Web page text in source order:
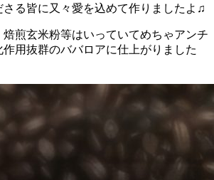
さる皆に又々愛を込めて作りましたよ♫
煎玄米粉等はいっていてめちゃアンチ
用抜群のババロアに仕上がりました